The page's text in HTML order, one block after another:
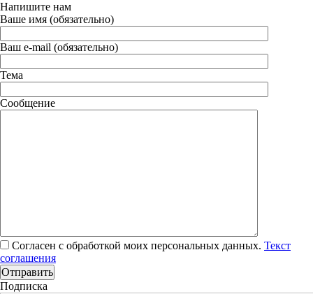
Напишите нам
Ваше имя (обязательно)
Ваш e-mail (обязательно)
Тема
Сообщение
Согласен с обработкой моих персональных данных. Текст
соглашения
Подписка